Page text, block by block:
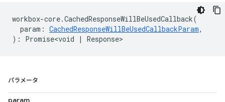
workbox-core.CachedResponseWillBeUsedCallback(
param : CachedResponseWillBeUsedCallbackParam,
) : Promise<void | Response>
パラメータ
param